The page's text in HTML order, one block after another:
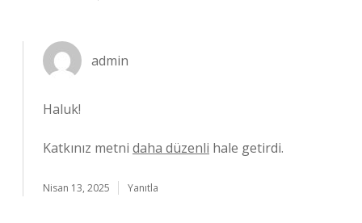
admin
Haluk!
Katkınız metni daha düzenli hale getirdi.
Nisan 13, 2025 Yanıtla